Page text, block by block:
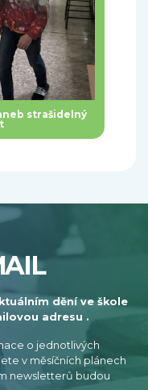
strašidelný
dění ve škole
adresu .
o jednotlivých
v měsíčních plánech
newsletterů budou